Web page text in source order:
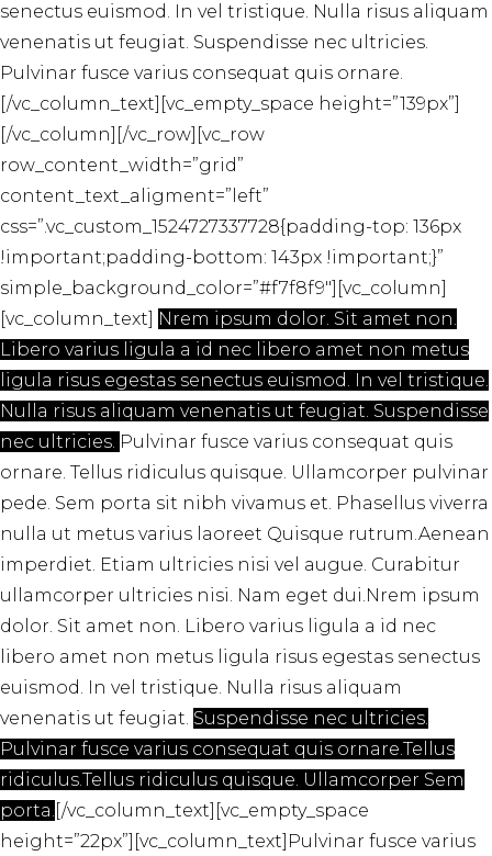
senectus euismod. In vel tristique. Nulla risus aliquam
venenatis ut feugiat. Suspendisse nec ultricies.
Pulvinar fusce varius consequat quis ornare.
[/vc_column_text][vc_empty_space height=”139px”]
[/vc_column][/vc_row][vc_row
row_content_width=”grid”
content_text_aligment=”left”
css=”.vc_custom_1524727337728{padding-top: 136px
!important;padding-bottom: 143px !important;}”
simple_background_color=”#f7f8f9″][vc_column]
[vc_column_text] Nrem ipsum dolor. Sit amet non.
Libero varius ligula a id nec libero amet non metus
ligula risus egestas senectus euismod. In vel tristique.
Nulla risus aliquam venenatis ut feugiat. Suspendisse
nec ultricies. Pulvinar fusce varius consequat quis
ornare. Tellus ridiculus quisque. Ullamcorper pulvinar
pede. Sem porta sit nibh vivamus et. Phasellus viverra
nulla ut metus varius laoreet Quisque rutrum.Aenean
imperdiet. Etiam ultricies nisi vel augue. Curabitur
ullamcorper ultricies nisi. Nam eget dui.Nrem ipsum
dolor. Sit amet non. Libero varius ligula a id nec
libero amet non metus ligula risus egestas senectus
euismod. In vel tristique. Nulla risus aliquam
venenatis ut feugiat. Suspendisse nec ultricies.
Pulvinar fusce varius consequat quis ornare.Tellus
ridiculus.Tellus ridiculus quisque. Ullamcorper Sem
porta. [/vc_column_text][vc_empty_space
height=”22px”][vc_column_text]Pulvinar fusce varius